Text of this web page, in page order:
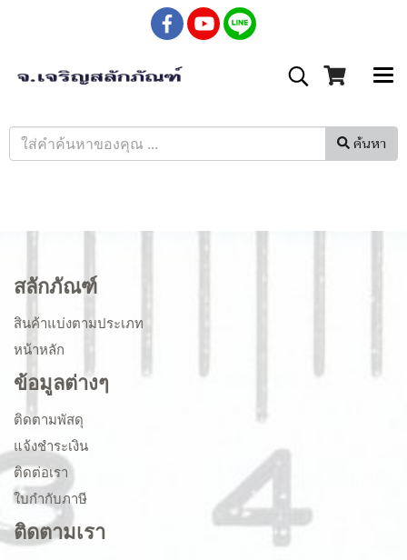
ค้นหา
สลักภัณฑ์
สินค้าแบ่งตามประเภท
หน้าหลัก
ข้อมูลต่างๆ
ติดตามพัสดุ
แจ้งชำระเงิน
ติดต่อเรา
ใบกำกับภาษี
ติดตามเรา